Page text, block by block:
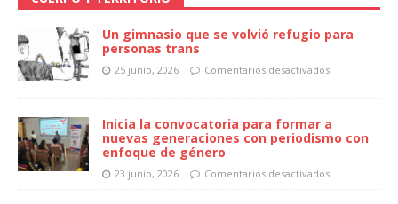
Un gimnasio que se volvió refugio para
personas trans
25 junio, 2026 Comentarios desactivados
Inicia la convocatoria para formar a
nuevas generaciones con periodismo con
enfoque de género
23 junio, 2026 Comentarios desactivados